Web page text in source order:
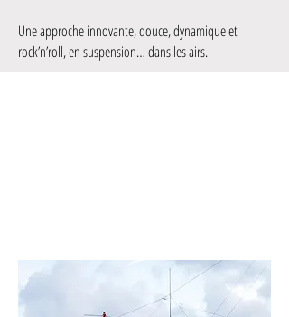
Une approche innovante, douce, dynamique et
rock’n’roll, en suspension… dans les airs.